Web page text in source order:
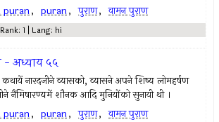
puran, puran, पुराण, वामन पुराण
1 | Lang: hi
- अध्याय ५५
कथायें नारदजीने व्यासको, व्यासने अपने शिष्य लोमहर्षण
नैमिषारण्यमें शौनक आदि मुनियोंको सुनायी थी ।
puran, puran, पुराण, वामन पुराण